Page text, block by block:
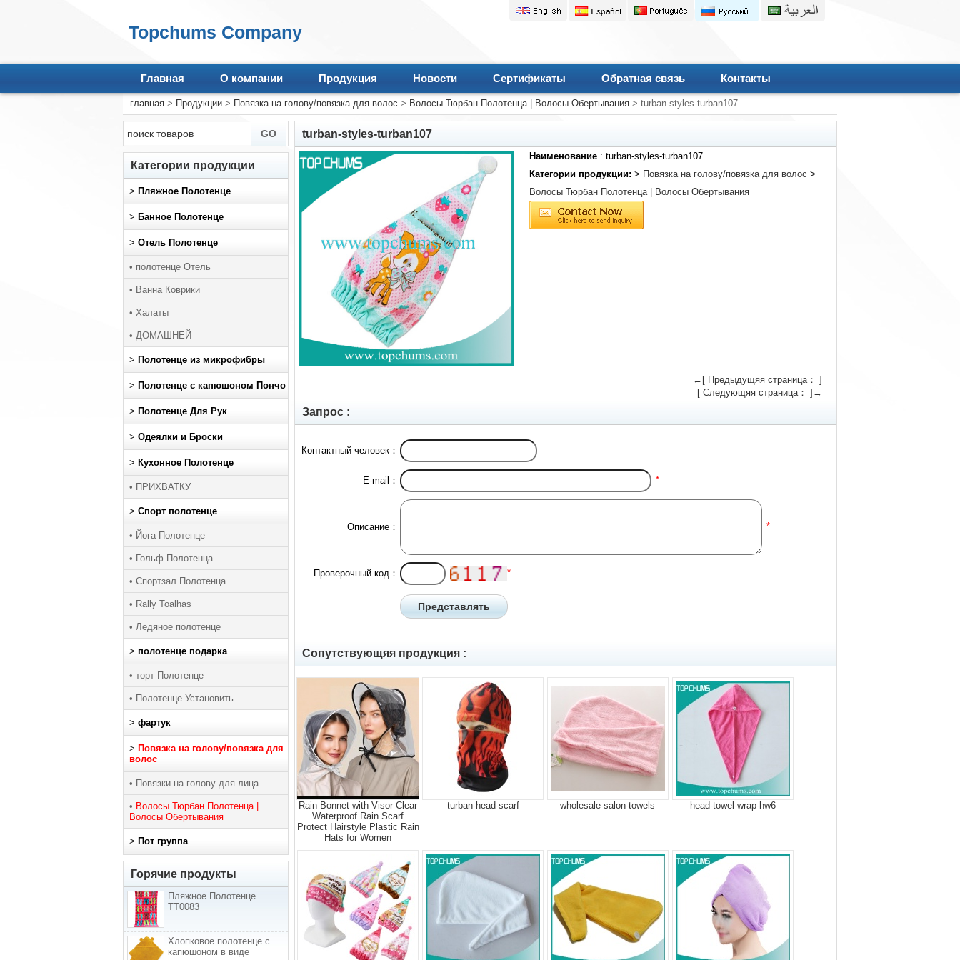
Topchums Company
Главная О компании Продукция Новости Сертификаты Обратная связь Контакты
главная > Продукции > Повязка на голову/повязка для волос > Волосы Тюрбан Полотенца | Волосы Обертывания > turban-styles-turban107
turban-styles-turban107
Наименование : turban-styles-turban107
Категории продукции: > Повязка на голову/повязка для волос >
Волосы Тюрбан Полотенца | Волосы Обертывания
←[ Предыдущяя страница： ]
[ Следующяя страница： ]→
Запрос :
Контактный человек：
E-mail： *
Описание： *
Проверочный код： *
Сопутствующяя продукция :
Rain Bonnet with Visor Clear
Waterproof Rain Scarf
Protect Hairstyle Plastic Rain
Hats for Women
turban-head-scarf wholesale-salon-towels head-towel-wrap-hw6
Категории продукции
> Пляжное Полотенце
> Банное Полотенце
> Отель Полотенце
• полотенце Отель
• Ванна Коврики
• Халаты
• ДОМАШНЕЙ
> Полотенце из микрофибры
> Полотенце с капюшоном Пончо
> Полотенце Для Рук
> Одеялки и Броски
> Кухонное Полотенце
• ПРИХВАТКУ
> Спорт полотенце
• Йога Полотенце
• Гольф Полотенца
• Спортзал Полотенца
• Rally Toalhas
• Ледяное полотенце
> полотенце подарка
• торт Полотенце
• Полотенце Установить
> фартук
> Повязка на голову/повязка для
волос
• Повязки на голову для лица
• Волосы Тюрбан Полотенца |
Волосы Обертывания
> Пот группа
Горячие продукты
Пляжное Полотенце
TT0083
Хлопковое полотенце с
капюшоном в виде